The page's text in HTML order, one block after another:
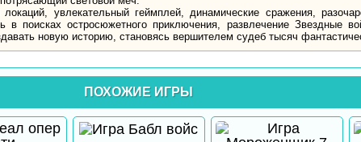
локаций, увлекательный геймплей, динамические сражения,
поисках остросюжетного приключения, развлечение Звездные
новую историю, становясь вершителем судеб тысяч
ПОХОЖИЕ ИГРЫ